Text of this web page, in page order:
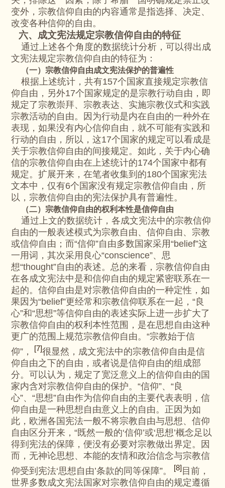
变外，宗教信仰自由的内容通常是指选择、决定、
改变各种信仰的自由。
六、成文宪法规定宗教信仰自由的特征
通过上述各个角度的数据统计分析，可以得出成
文宪法规定宗教信仰自由的特征为：
（一）宗教信仰自由成文宪法保护的普遍性
根据上述统计，共有157个国家直接规定宗教信
仰自由，另外17个国家规定的是宗教行动自由，即
规定了宗教崇拜、宗教表达、实施宗教仪式和实践
宗教活动的自由。因为行动是内在自由的一种外在
表现，如果没有内心信仰自由，就不可能有实践和
行动的自由，所以，这17个国家的规定可以看成是
关于宗教信仰自由的间接规定。如此，关于内心确
信的宗教信仰自由在上述统计的174个国家中都有
规定。扩展开来，在笔者收集到的180个国家宪法
文本中，仅有6个国家没有规定宗教信仰自由，所
以，宗教信仰自由的宪法保护具有普遍性。
（二）宗教信仰自由的权利本性是信仰自由
通过上文的数据统计，各成文宪法中的宗教信仰
自由的一般表述模式为宗教自由、信仰自由、宗教
或信仰自由；而“信仰”自由多数国家采用“belief”这
一用词，其次采用良心“conscience”、思
想“thought”自由的表述。总的来看，宗教信仰自由
在各成文宪法中是和信仰自由的规定紧密联系在一
起的。信仰自由是对宗教信仰自由的一种定性，如
果因为“belief”更经常和宗教信仰联系在一起，“良
心”和“思想”等信仰自由的表述实际上进一步扩大了
宗教信仰自由的权利本性范围，是在思想自由这种
更广的范围上规范宗教信仰自由。“宗教始于信
仰”，
[7]很显然，成文宪法中的宗教信仰自由是信
仰自由之下的自由，或者说是信仰自由的组成部
分。可以认为，规定了宽泛意义上的信仰自由的国
家内含对宗教信仰自由的保护。“信仰”、“良
心”、“思想”自由作为信仰自由的主要代表表明，信
仰自由是一种思想自由意义上的自由。正因为如
此，欧洲各国宪法一般不将宗教自由与思想、信仰
自由区分开来，“既然一般的‘信仰’或‘思想’概念足以
得到宪法的保障，便没有必要对宗教做出界定。因
而，无神论思想、本能的友情和政治信念与宗教信
仰受到宪法‘思想自由’条款的同等保障”。
[8]目前，
世界多数成文宪法国家对宗教信仰自由的规定遵循